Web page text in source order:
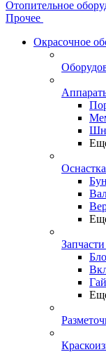
Отопительное
Прочее
Окрасочное